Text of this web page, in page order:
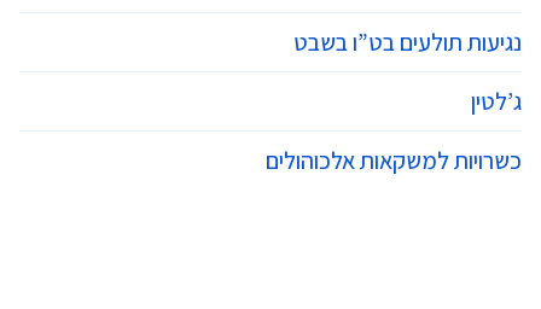
נגיעות תולעים בט”ו בשבט
ג’לטין
כשרויות למשקאות אלכוהולים